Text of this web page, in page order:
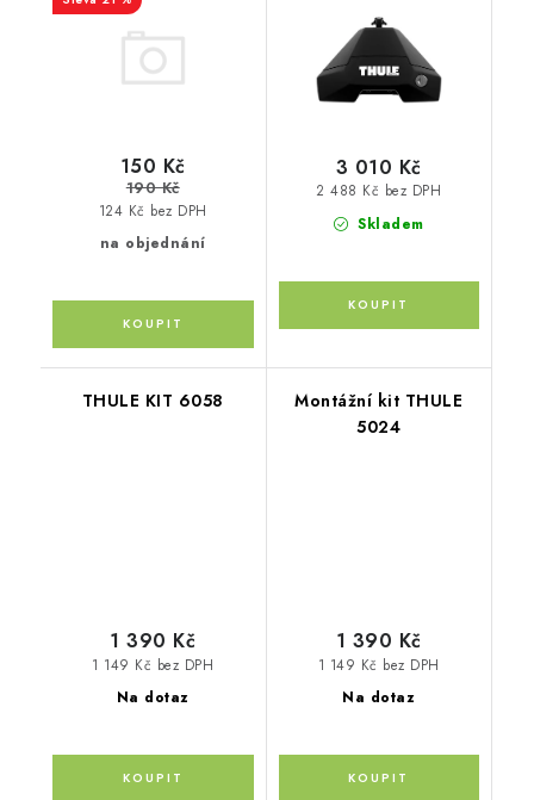
na objednání
124 Kč bez DPH
150 Kč
190 Kč
Skladem
2 488 Kč bez DPH
3 010 Kč
THULE KIT 6058
Na dotaz
1 149 Kč bez DPH
1 390 Kč
Montážní kit THULE
5024
Na dotaz
1 149 Kč bez DPH
1 390 Kč